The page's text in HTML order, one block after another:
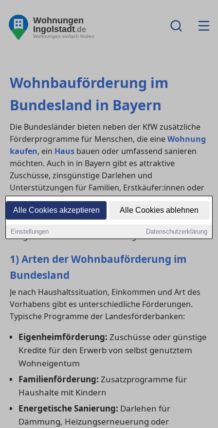
Alle Cookies akzeptieren Alle Cookies ablehnen
Einstellungen Datenschutzerklärung
Wohnungen
Ingolstadt.de
Wohnungen einfach finden
Wohnbauförderung im
Bundesland in Bayern
Die Bundesländer bieten neben der KfW zusätzliche
Förderprogramme für Menschen, die eineWohnung
kaufen, ein Haus bauen oder umfassend sanieren
möchten. Auch in in Bayern gibt es attraktive
Zuschüsse, zinsgünstige Darlehen und
Unterstützungen für Familien, Erstkäufer:innen oder
energetische Modernisierungen. Diese
Landesförderprogramme können meist mit KfW-
steigenden Bau- und Finanzierungskosten.
1) Arten der Wohnbauförderung im
Bundesland
Je nach Haushaltssituation, Einkommen und Art des
Vorhabens gibt es unterschiedliche Förderungen.
Typische Programme der Landesförderbanken:
Eigenheimförderung: Zuschüsse oder günstige
Kredite für den Erwerb von selbst genutztem
Wohneigentum
Familienförderung: Zusatzprogramme für
Haushalte mit Kindern
Energetische Sanierung: Darlehen für
Dämmung, Heizungserneuerung oder